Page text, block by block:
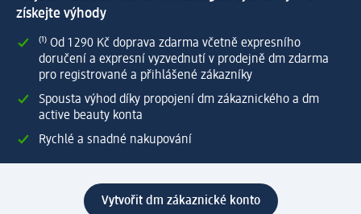
získejte výhody
⁽¹⁾ Od 1 290 Kč doprava zdarma včetně expresního
doručení a expresní vyzvednutí v prodejně dm zdarma
pro registrované a přihlášené zákazníky
Spousta výhod díky propojení dm zákaznického a dm
active beauty konta
Rychlé a snadné nakupování
Vytvořit dm zákaznické konto